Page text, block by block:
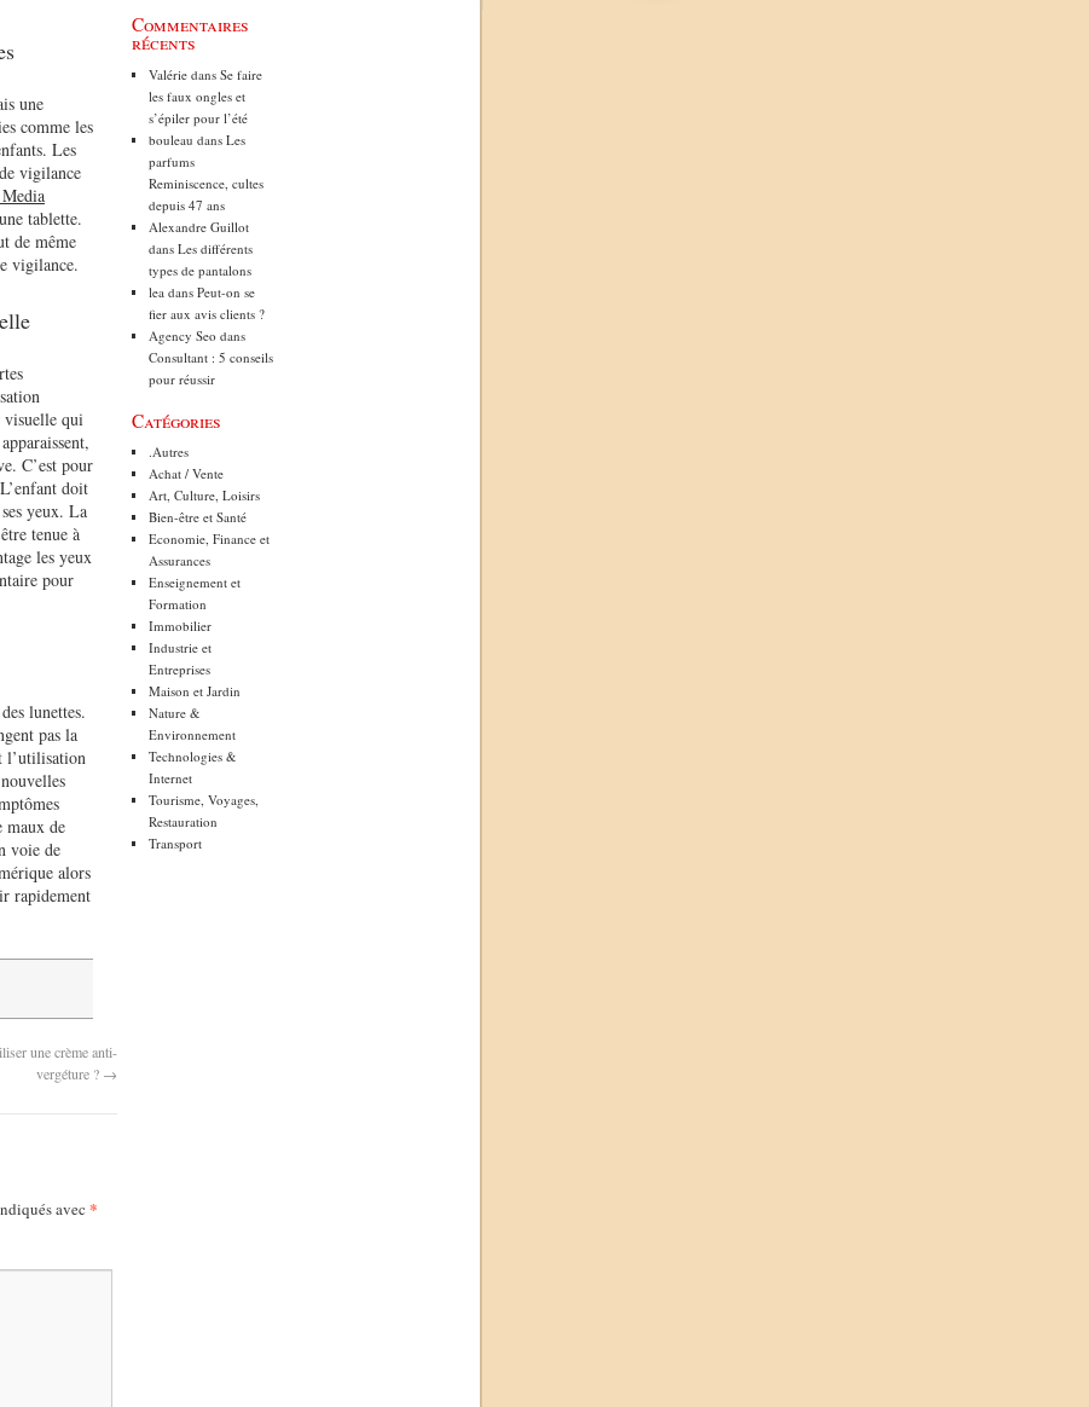
une
comme les
Les
vigilance
tablette.
de même
vigilance.
visuelle qui
C’est pour
doit
yeux. La
tenue à
les yeux
pour
lunettes.
pas la
l’utilisation
maux de
voie de
alors
rapidement
une crème anti-
vergéture ? →
avec *
Commentaires
récents
Valérie dansSe faire
les faux ongles et
s’épiler pour l’été
bouleau dansLes
parfums
Reminiscence, cultes
depuis 47 ans
Alexandre Guillot
dansLes différents
types de pantalons
lea dansPeut-on se
fier aux avis clients ?
Agency Seo dans
Consultant : 5 conseils
pour réussir
Catégories
.Autres
Achat / Vente
Art, Culture, Loisirs
Bien-être et Santé
Economie, Finance et
Assurances
Enseignement et
Formation
Immobilier
Industrie et
Entreprises
Maison et Jardin
Nature &
Environnement
Technologies &
Internet
Tourisme, Voyages,
Restauration
Transport